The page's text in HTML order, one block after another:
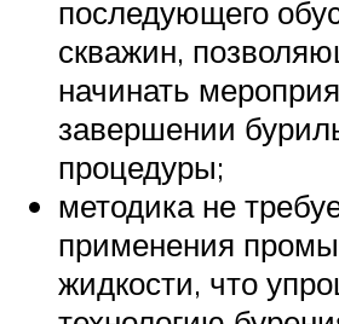
последующего
скважин,
начинать
завершении
процедуры;
методика не
применения
жидкости, что